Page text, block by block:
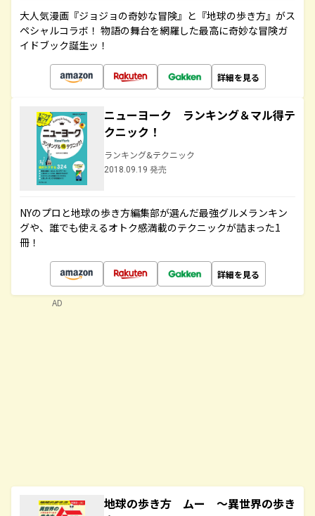
大人気漫画『ジョジョの奇妙な冒険』と『地球の歩き方』がス
ペシャルコラボ！ 物語の舞台を網羅した最高に奇妙な冒険ガ
イドブック誕生ッ！
詳細を見る
ニューヨーク ランキング＆マル得テ
クニック！
ランキング&テクニック
2018.09.19 発売
NYのプロと地球の歩き方編集部が選んだ最強グルメランキン
グや、誰でも使えるオトク感満載のテクニックが詰まった1
冊！
詳細を見る
地球の歩き方 ムー ～異世界の歩き
AD